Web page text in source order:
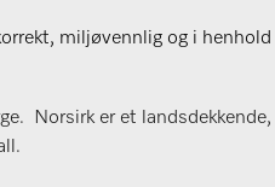
miljøvennlig og i
Norsirk er et